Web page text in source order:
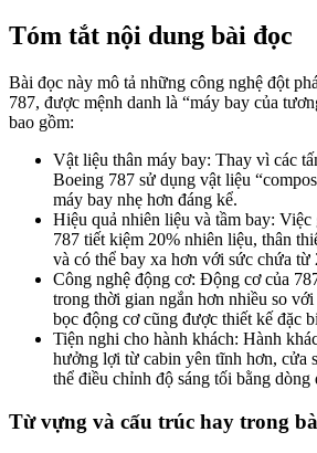
Tóm tắt nội dung bài đọc
Bài đọc này mô tả những công nghệ đột
787, được mệnh danh là “máy bay của
bao gồm:
Vật liệu thân máy bay: Thay vì các
Boeing 787 sử dụng vật liệu
máy bay nhẹ hơn đáng kể.
Hiệu quả nhiên liệu và tầm bay:
787 tiết kiệm 20% nhiên liệu, thân
và có thể bay xa hơn với sức chứa từ
Công nghệ động cơ: Động cơ của
trong thời gian ngắn hơn nhiều so
bọc động cơ cũng được thiết kế đặc
Tiện nghi cho hành khách: Hành
hưởng lợi từ cabin yên tĩnh hơn, cửa
thể điều chỉnh độ sáng tối bằng dòng
Từ vựng và cấu trúc hay trong